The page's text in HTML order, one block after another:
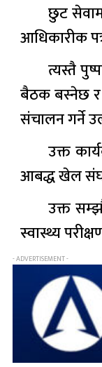
छुट
आधिकारीक
त्यस्तै
बैठक बस्नेछ र
संचालन गर्ने
उक्त
आबद्ध खेल
उक्त
स्वास्थ्य
- ADVERTISEMENT -